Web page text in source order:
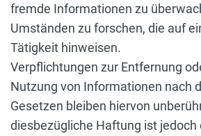
fremde Informationen zu
Umständen zu forschen, die auf
Tätigkeit hinweisen.
Verpflichtungen zur Entfernung
Nutzung von Informationen nach
Gesetzen bleiben hiervon
diesbezügliche Haftung ist jedoch